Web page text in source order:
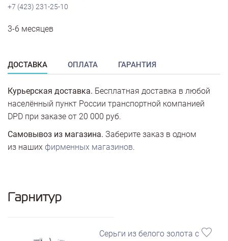
+7 (423) 231-25-10
3-6 месяцев
ДОСТАВКА ОПЛАТА ГАРАНТИЯ
Курьерская доставка. Бесплатная доставка в любой
населённый пункт России транспортной компанией
DPD при заказе от 20 000 руб.
Самовывоз из магазина. Заберите заказ в одном
из наших фирменных магазинов.
Гарнитур
Серьги из белого золота с